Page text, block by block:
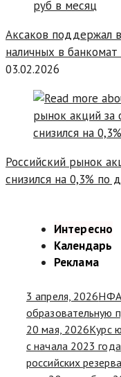
Аксаков поддержал
наличных в
03.02.2026
Российский рынок
снизился на 0,3%
Интересно
Календарь
Реклама
3 апреля, 2026НФА
образовательную
20 мая, 2026Курс
с начала 2023 года
российских